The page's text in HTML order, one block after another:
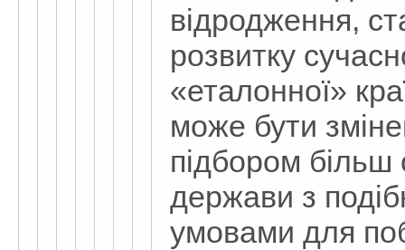
відродження,
розвитку
«еталонної»
може бути
підбором більш
держави з
умовами для